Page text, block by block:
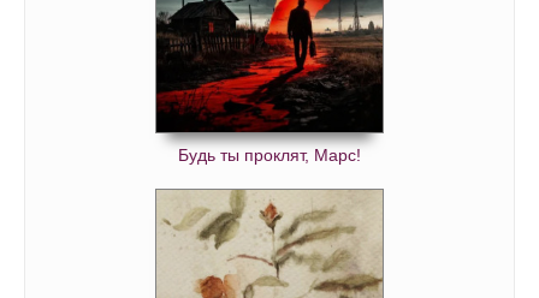
Будь ты проклят, Марс!